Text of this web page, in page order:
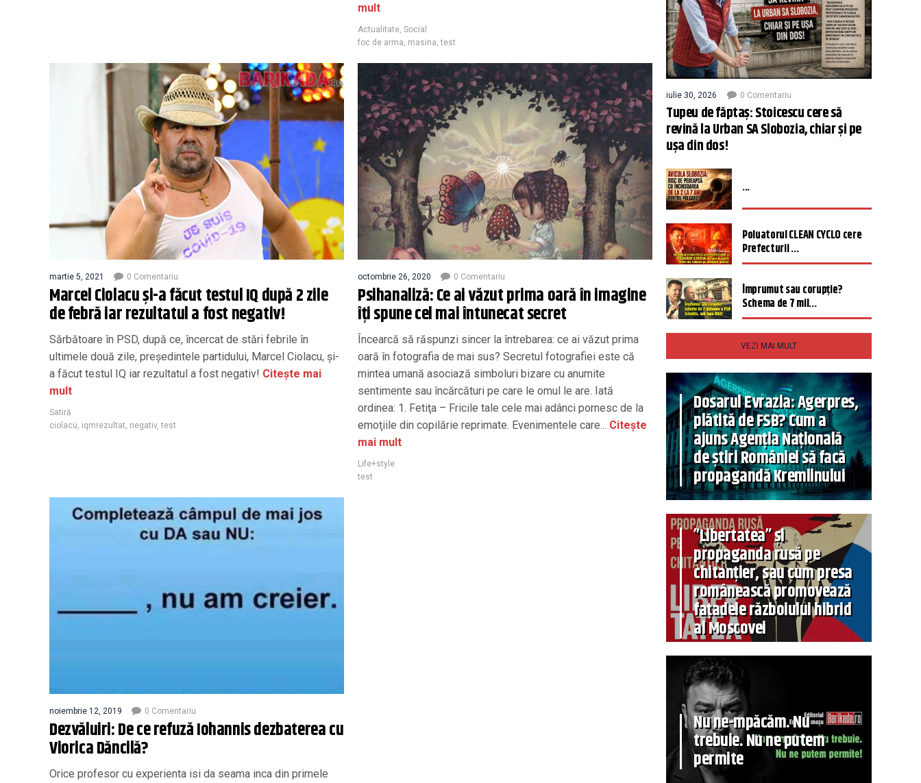
mult
Actualitate Social
foc de arma masina ,test
martie 5, 2021 0 Comentariu
Marcel Ciolacu și-a făcut testul IQ după 2 zile
de febră iar rezultatul a fost negativ!
Sărbătoare în PSD, după ce, încercat de stări febrile în
ultimele două zile, președintele partidului, Marcel Ciolacu, și-
a făcut testul IQ iar rezultatul a fost negativ! Citește mai
mult
Satiră
ciolacu iqmrezultat negativ,test
octombrie 26, 2020 0 Comentariu
Psihanaliză: Ce ai văzut prima oară în imagine
îţi spune cel mai întunecat secret
Încearcă să răspunzi sincer la întrebarea: ce ai văzut prima
oară în fotografia de mai sus? Secretul fotografiei este că
mintea umană asociază simboluri bizare cu anumite
sentimente sau încărcături pe care le omul le are. Iată
ordinea: 1. Fetiţa – Fricile tale cele mai adânci pornesc de la
emoţiile din copilărie reprimate. Evenimentele care... Citește
mai mult
Life+style
test
noiembrie 12, 2019 0 Comentariu
Dezvăluiri: De ce refuză Iohannis dezbaterea cu
Viorica Dăncilă?
Orice profesor cu experienta isi da seama inca din primele
iulie 30, 2026 0 Comentariu
Tupeu de făptaș: Stoicescu cere să
revină la Urban SA Slobozia, chiar și pe
ușa din dos!
...
Poluatorul CLEAN CYCLO cere
Prefecturii ...
Împrumut sau corupție?
Schema de 7 mil...
VEZI MAI MULT
Dosarul Evrazia: Agerpres,
plătită de FSB? Cum a
ajuns Agenția Națională
de știri României să facă
propagandă Kremlinului
”Libertatea” și
propaganda rusă pe
chitanțier, sau cum presa
românească promovează
fațadele războiului hibrid
al Moscovei
Nu ne-mpăcăm. Nu
trebuie. Nu ne putem
permite